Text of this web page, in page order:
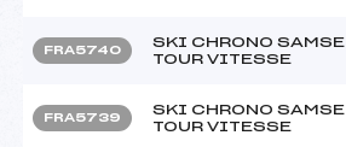
FRA5740
SKI CHRONO SAMSE
TOUR VITESSE
FRA5739
SKI CHRONO SAMSE
TOUR VITESSE